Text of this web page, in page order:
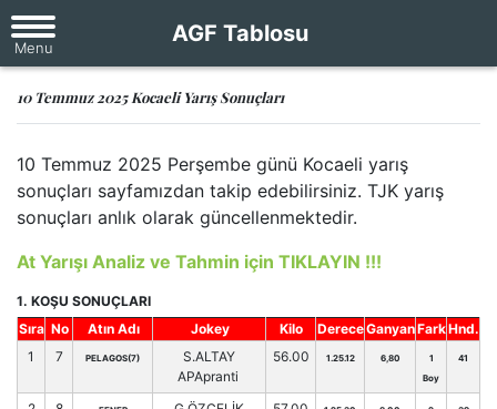
AGF Tablosu
10 Temmuz 2025 Kocaeli Yarış Sonuçları
10 Temmuz 2025 Perşembe günü Kocaeli yarış
sonuçları sayfamızdan takip edebilirsiniz. TJK yarış
sonuçları anlık olarak güncellenmektedir.
At Yarışı Analiz ve Tahmin için TIKLAYIN !!!
1. KOŞU SONUÇLARI
Sıra No Atın Adı Jokey Kilo DereceGanyanFarkHnd.
1
7 PELAGOS(7)
S.ALTAY
APApranti
56.00 1.25.12 6,80
1
Boy
41